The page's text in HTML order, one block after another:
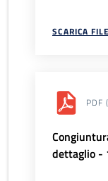
SCARICA FILE
PDF
dettaglio -